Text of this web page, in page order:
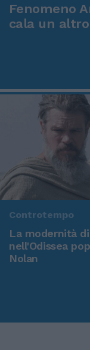
Fenomeno
cala un
Controtempo
La modernità
nell'Odissea
Nolan